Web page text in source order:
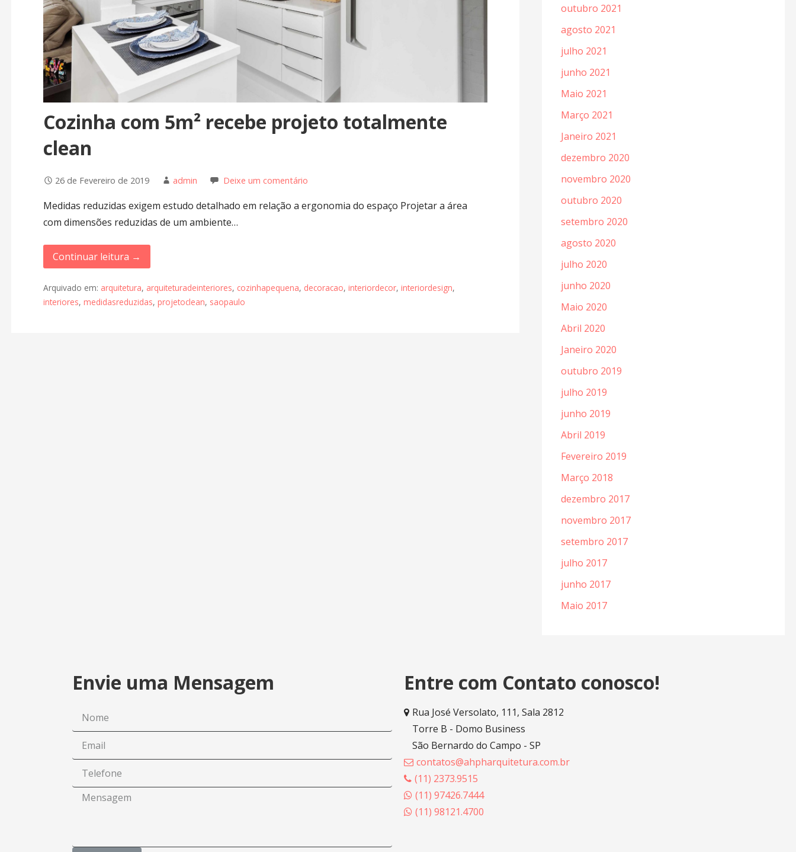
Cozinha com 5m² recebe projeto totalmente
clean
26 de Fevereiro de 2019 admin Deixe um comentário
Medidas reduzidas exigem estudo detalhado em relação a ergonomia do espaço Projetar a área
com dimensões reduzidas de um ambiente…
Continuar leitura →
Arquivado em: arquitetura, arquiteturadeinteriores, cozinhapequena, decoracao, interiordecor, interiordesign,
interiores, medidasreduzidas, projetoclean, saopaulo
outubro 2021
agosto 2021
julho 2021
junho 2021
Maio 2021
Março 2021
Janeiro 2021
dezembro 2020
novembro 2020
outubro 2020
setembro 2020
agosto 2020
julho 2020
junho 2020
Maio 2020
Abril 2020
Janeiro 2020
outubro 2019
julho 2019
junho 2019
Abril 2019
Fevereiro 2019
Março 2018
dezembro 2017
novembro 2017
setembro 2017
julho 2017
junho 2017
Maio 2017
Envie uma Mensagem Entre com Contato conosco!
Rua José Versolato, 111, Sala 2812
Torre B - Domo Business
São Bernardo do Campo - SP
contatos@ahpharquitetura.com.br
(11) 2373.9515
(11) 97426.7444
(11) 98121.4700